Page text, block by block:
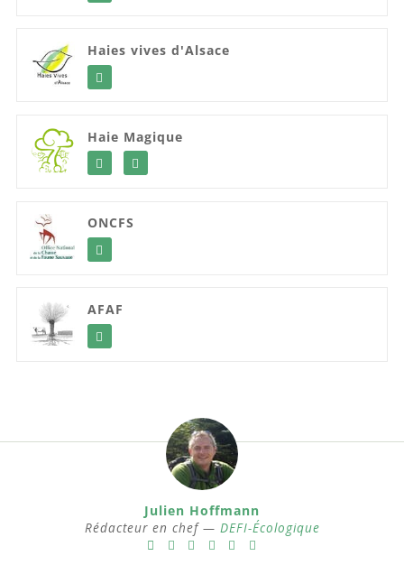
Haies vives d'Alsace
Haie Magique
ONCFS
AFAF
Julien Hoffmann
Rédacteur en chef — DEFI-Écologique